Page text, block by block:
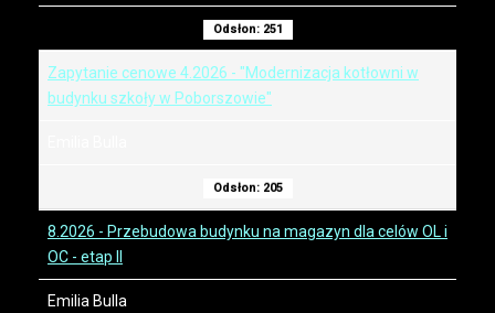
Odsłon: 251
Zapytanie cenowe 4.2026 - "Modernizacja kotłowni w
budynku szkoły w Poborszowie"
Odsłon: 205
8.2026 - Przebudowa budynku na magazyn dla celów OL i
OC - etap II
Emilia Bulla